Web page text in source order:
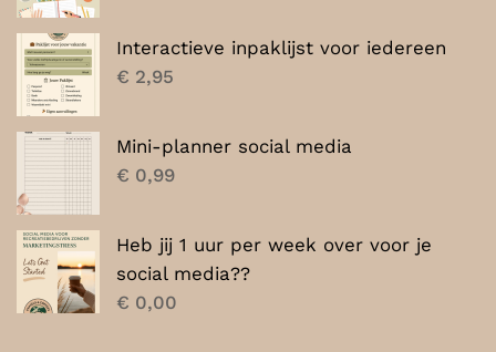
Interactieve inpaklijst voor iedereen
€ 2,95
Mini-planner social media
€ 0,99
Heb jij 1 uur per week over voor je
social media??
€ 0,00